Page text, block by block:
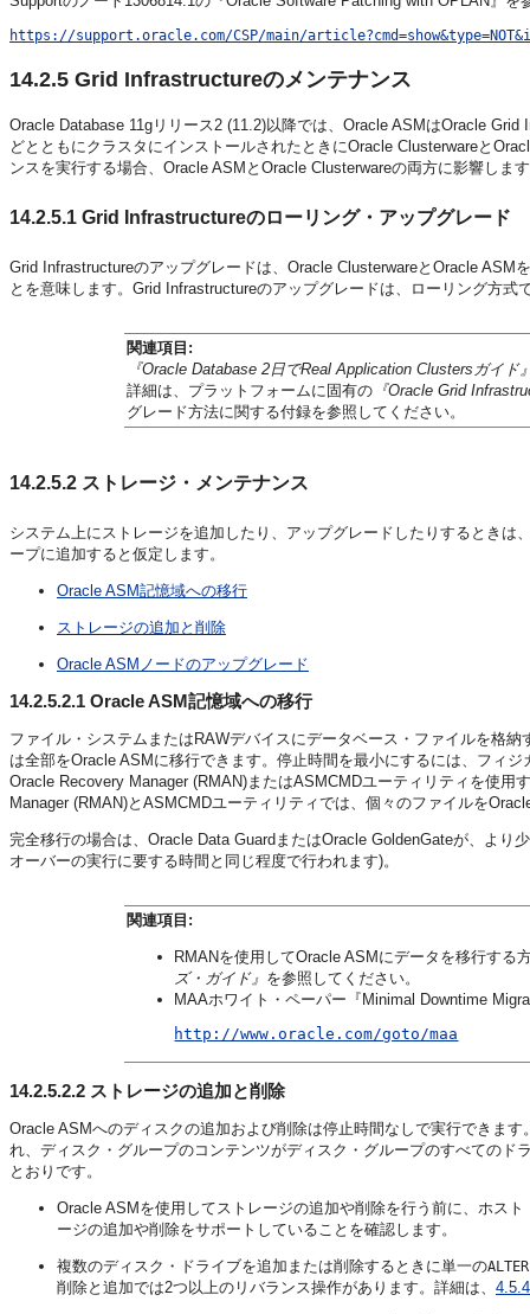
https://support.oracle.com/CSP/main/
14.2.5 Grid Infrastructureのメンテナンス
Oracle Database 11gリリース2 (11.2)以降では、Oracle ASMはOracle
どとともにクラスタにインストールされたときにOracle Clusterwareと
ンスを実行する場合、Oracle ASMとOracle Clusterwareの両方に影響しま
14.2.5.1 Grid Infrastructureのローリング・アップグレード
Grid Infrastructureのアップグレードは、Oracle ClusterwareとOracle
とを意味します。Grid Infrastructureのアップグレードは、ローリング方式
関連項目:
『Oracle Database 2日でReal Application Clustersガイド
詳細は、プラットフォームに固有の 『Oracle Grid
グレード方法に関する付録を参照してください。
14.2.5.2 ストレージ・メンテナンス
システム上にストレージを追加したり、アップグレードしたりするとき
ープに追加すると仮定します。
Oracle ASM記憶域への移行
ストレージの追加と削除
Oracle ASMノードのアップグレード
14.2.5.2.1 Oracle ASM記憶域への移行
ファイル・システムまたはRAWデバイスにデータベース・ファイルを格
は全部をOracle ASMに移行できます。停止時間を最小にするには、フィ
Oracle Recovery Manager (RMAN)またはASMCMDユーティリティを使
Manager (RMAN)とASMCMDユーティリティでは、個々のファイルを
完全移行の場合は、Oracle Data GuardまたはOracle GoldenGateが、よ
オーバーの実行に要する時間と同じ程度で行われます)。
関連項目:
RMANを使用してOracle ASMにデータを移行する
ズ・ガイド』 を参照してください。
MAAホワイト・ペーパー『Minimal Downtime
http://www.oracle.com/goto/maa
14.2.5.2.2 ストレージの追加と削除
Oracle ASMへのディスクの追加および削除は停止時間なしで実行できま
れ、ディスク・グループのコンテンツがディスク・グループのすべての
とおりです。
Oracle ASMを使用してストレージの追加や削除を行う前に、ホス
ージの追加や削除をサポートしていることを確認します。
複数のディスク・ドライブを追加または削除するときに単一の
削除と追加では2つ以上のリバランス操作があります。詳細は、